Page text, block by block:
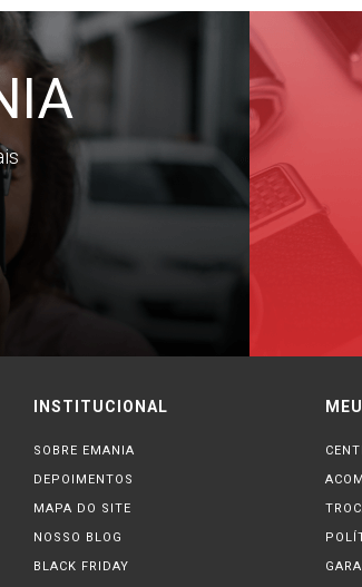
INSTITUCIONAL
SOBRE EMANIA
DEPOIMENTOS
MAPA DO SITE
NOSSO BLOG
BLACK FRIDAY